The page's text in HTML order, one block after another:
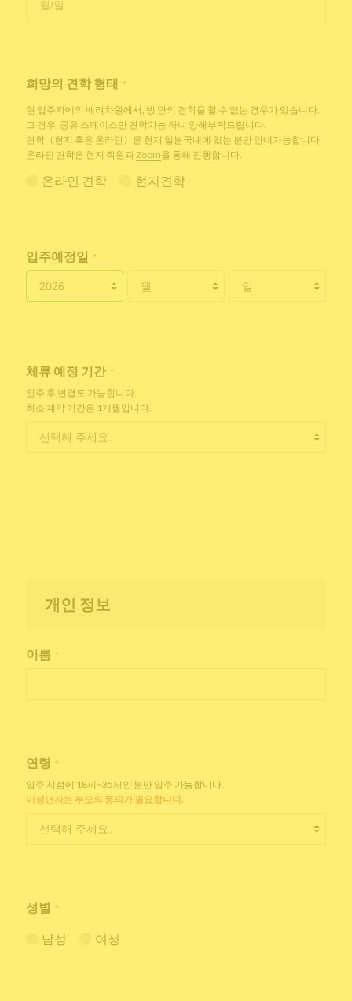
희망의 견학 형태 *
현 입주자에의 배려차원에서, 방 안의 견학을 할 수 없는 경우가 있습니다.
그 경우, 공유 스페이스만 견학가능 하니 양해부탁드립니다.
견학（현지 혹은 온라인）은 현재 일본국내에 있는 분만 안내가능합니다
온라인 견학은 현지 직원과Zoom을 통해 진행합니다.
온라인 견학 현지견학
입주예정일 *
체류 예정 기간 *
입주 후 변경도 가능합니다.
최소 계약 기간은 1개월입니다.
개인 정보
이름 *
연령 *
입주 시점에 18세~35세인 분만 입주 가능합니다.
미성년자는 부모의 동의가 필요합니다.
성별 *
남성 여성